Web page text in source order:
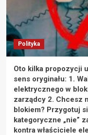
Polityka
Oto kilka propozycji
sens oryginału: 1.
elektrycznego w
zarządcy 2. Chcesz
blokiem? Przygotuj
kategoryczne „nie”
kontra właściciele